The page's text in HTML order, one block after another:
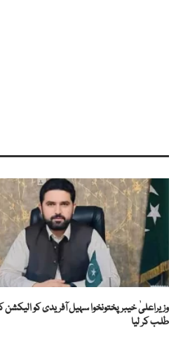
وزیراعلیٰ خیبرپختونخوا سہیل آفریدی کو
طلب کر لیا